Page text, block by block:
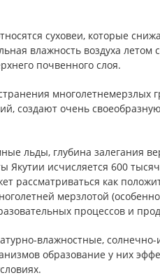
суховеи, которые
влажность воздуха летом
почвенного слоя.
многолетнемерзлых
создают очень
льды, глубина залегания
Якутии исчисляется 600
рассматриваться как
мерзлотой
процессов и
влажностные,
образование у них